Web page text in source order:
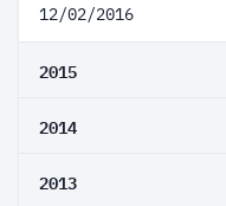
12/02/2016
2015
2014
2013